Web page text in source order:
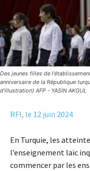
Des jeunes filles de
anniversaire de la République
d'illustration) AFP - YASIN AKGUL
RFI, le 12 juin 2024
En Turquie, les
l’enseignement laïc
commencer par les